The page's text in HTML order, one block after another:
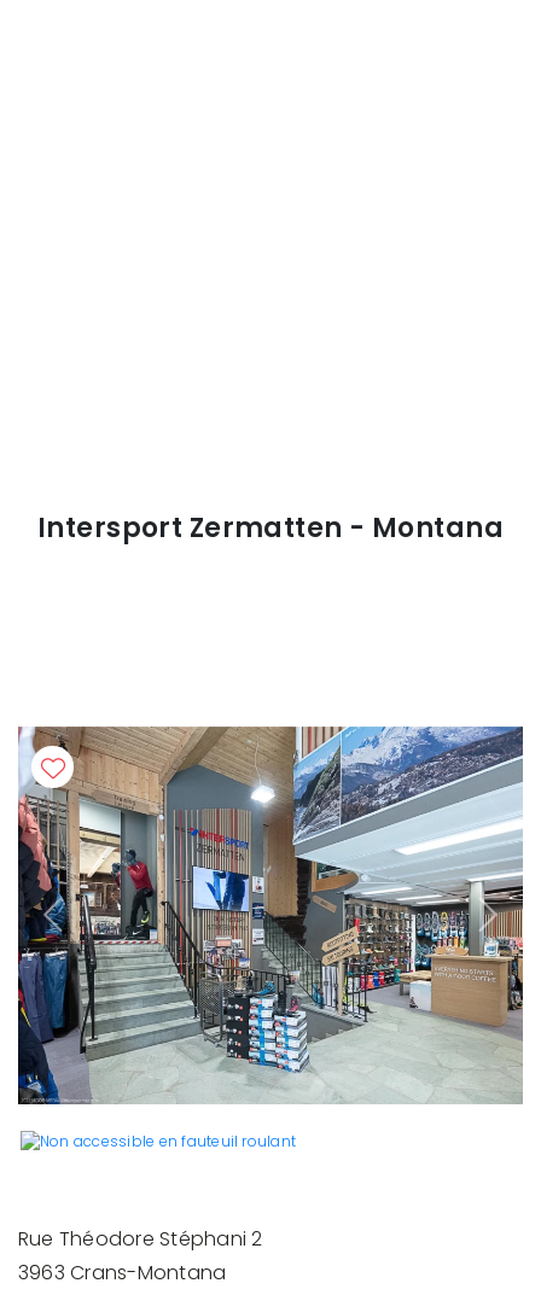
Intersport Zermatten - Montana
Previous Next
Rue Théodore Stéphani 2
3963 Crans-Montana